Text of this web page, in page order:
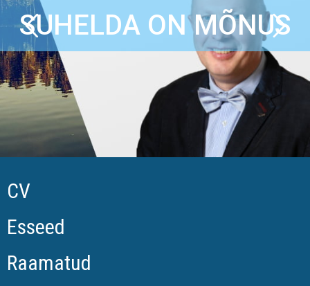
SUHELDA ON MÕNUS
CV
Esseed
Raamatud